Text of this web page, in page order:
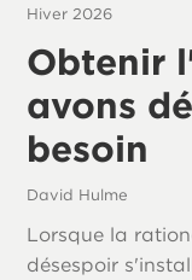
Hiver 2026
Obtenir
avons
besoin
David Hulme
Lorsque la
désespoir